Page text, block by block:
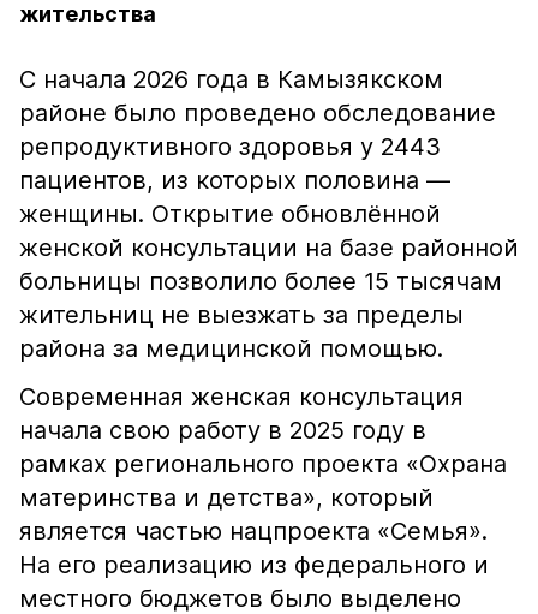
жительства
С начала 2026 года в Камызякском
районе было проведено обследование
репродуктивного здоровья у 2443
пациентов, из которых половина —
женщины. Открытие обновлённой
женской консультации на базе районной
больницы позволило более 15 тысячам
жительниц не выезжать за пределы
района за медицинской помощью.
Современная женская консультация
начала свою работу в 2025 году в
рамках регионального проекта «Охрана
материнства и детства», который
является частью нацпроекта «Семья».
На его реализацию из федерального и
местного бюджетов было выделено